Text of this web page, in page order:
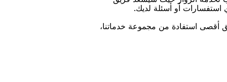
اﺳﺘﻔﺴﺎﺭاﺕ ﺃﻭ ﺃﺳﺌﻠﺔ ﻟﺪﻳﻚ.
ﺃﻗﺼﻰ اﺳﺘﻔﺎﺩﺓ ﻣﻦ ﻣﺠﻤﻮﻋﺔ ﺧﺪﻣﺎﺗﻨﺎ،